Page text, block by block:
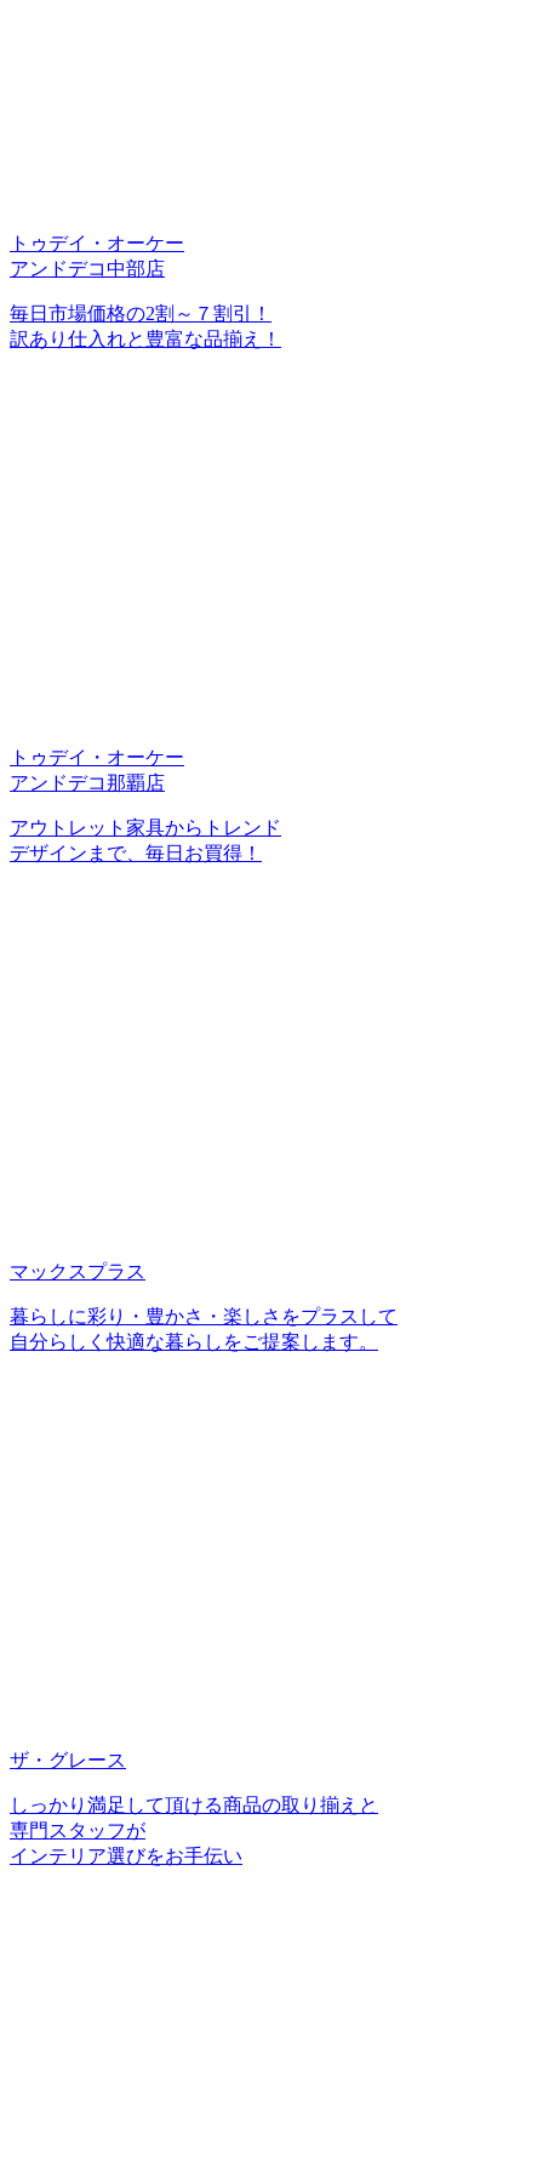
トゥデイ・オーケー
アンドデコ中部店
毎日市場価格の2割～７割引！
訳あり仕入れと豊富な品揃え！
トゥデイ・オーケー
アンドデコ那覇店
アウトレット家具からトレンド
デザインまで、毎日お買得！
マックスプラス
暮らしに彩り・豊かさ・楽しさをプラスして
自分らしく快適な暮らしをご提案します。
ザ・グレース
しっかり満足して頂ける商品の取り揃えと
専門スタッフが
インテリア選びをお手伝い